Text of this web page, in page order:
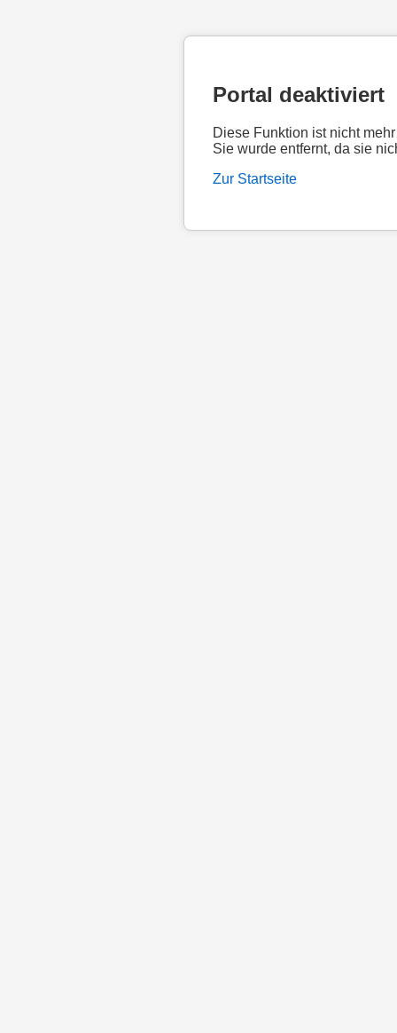
Portal deaktiviert
Diese Funktion ist nicht
Sie wurde entfernt, da sie
Zur Startseite